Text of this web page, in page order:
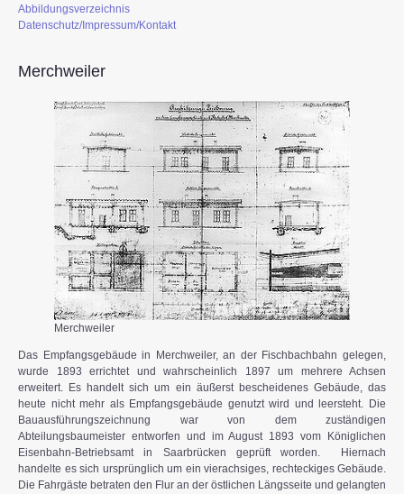
Abbildungsverzeichnis
Datenschutz/Impressum/Kontakt
Merchweiler
Merchweiler
Das Empfangsgebäude in Merchweiler, an der Fischbachbahn gelegen,
wurde 1893 errichtet und wahrscheinlich 1897 um mehrere Achsen
erweitert. Es handelt sich um ein äußerst bescheidenes Gebäude, das
heute nicht mehr als Empfangsgebäude genutzt wird und leersteht. Die
Bauausführungszeichnung war von dem zuständigen
Abteilungsbaumeister entworfen und im August 1893 vom Königlichen
Eisenbahn-Betriebsamt in Saarbrücken geprüft worden. Hiernach
handelte es sich ursprünglich um ein vierachsiges, rechteckiges Gebäude.
Die Fahrgäste betraten den Flur an der östlichen Längsseite und gelangten